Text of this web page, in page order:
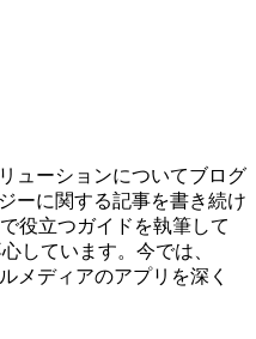
ューションについてブログ
ーに関する記事を書き続け
役立つガイドを執筆して
しています。今では、
メディアのアプリを深く